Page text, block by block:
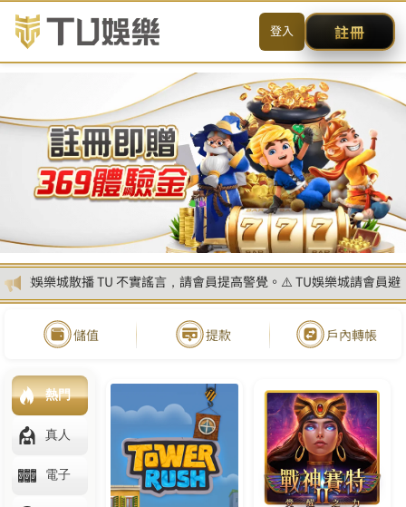
CONTACT
搜尋
简体